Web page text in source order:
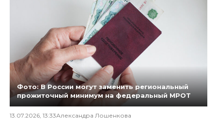
Фото: В России могут заменить региональный
прожиточный минимум на федеральный МРОТ
13.07.2026, 13:33Александра Лошенкова